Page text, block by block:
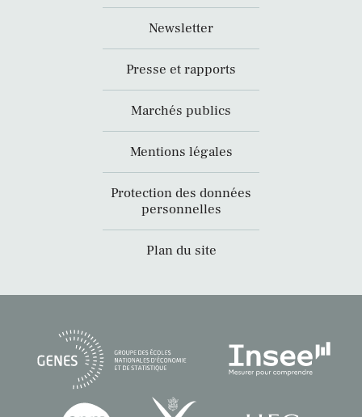
Newsletter
Presse et rapports
Marchés publics
Mentions légales
Protection des données
personnelles
Plan du site